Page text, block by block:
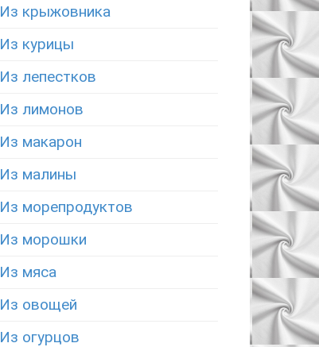
Из крыжовника
Из курицы
Из лепестков
Из лимонов
Из макарон
Из малины
Из морепродуктов
Из морошки
Из мяса
Из овощей
Из огурцов